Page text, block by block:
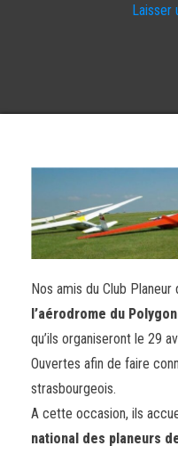
Laisser
Nos amis du C lub
l’aérodrome du
qu’ils organiseront le 29
Ouvertes afin de faire
strasbourgeois.
A cette occasion, ils
national des planeurs